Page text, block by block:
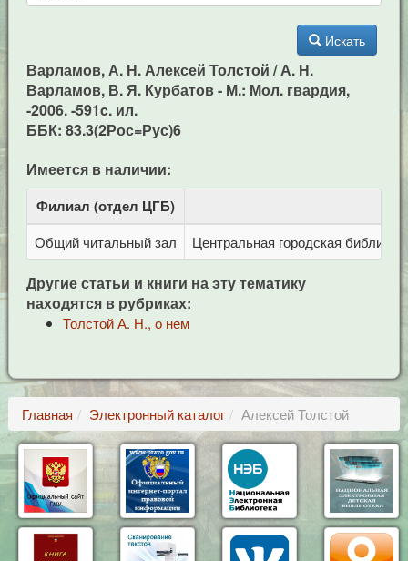
Искать
Варламов, А. Н. Алексей Толстой / А. Н.
Варламов, В. Я. Курбатов - М.: Мол. гвардия,
-2006. -591c. ил.
ББК: 83.3(2Рос=Рус)6
Имеется в наличии:
Филиал (отдел ЦГБ)
Общий читальный зал Центральная городская
Другие статьи и книги на эту тематику
находятся в рубриках:
Толстой А. Н., о нем
Главная Электронный каталог Алексей Толстой